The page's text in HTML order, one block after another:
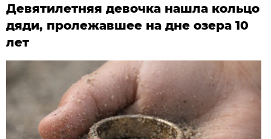
Девятилетняя девочка нашла кольцо
дяди, пролежавшее на дне озера 10
лет